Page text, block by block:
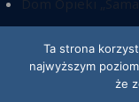
Ta strona
najwyższym
że